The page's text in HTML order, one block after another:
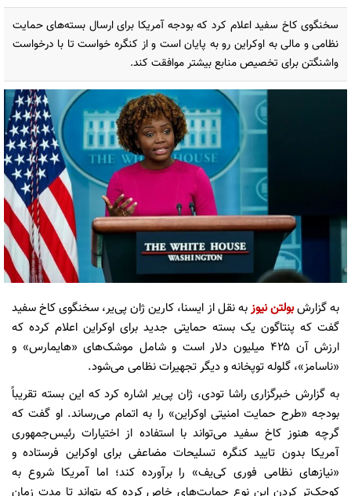
سخنگوی کاخ سفید اعلام کرد که بودجه آمریکا برای ارسال بسته‌های حمایت
نظامی و مالی به اوکراین رو به پایان است و از کنگره خواست تا با درخواست
واشنگتن برای تخصیص منابع بیشتر موافقت کند.
به گزارشبولتن نیوزبه نقل از ایسنا، کارین ژان پی‌یر، سخنگوی کاخ سفید
گفت که پنتاگون یک بسته حمایتی جدید برای اوکراین اعلام کرده که
ارزش آن ۴۲۵ میلیون دلار است و شامل موشک‌های «هایمارس» و
«ناسامز»، گلوله توپخانه و دیگر تجهیرات نظامی می‌شود.
به گزارش خبرگزاری راشا تودی، ژان پی‌یر اشاره کرد که این بسته تقریباً
بودجه «طرح حمایت امنیتی اوکراین» را به اتمام می‌رساند. او گفت که
گرچه هنوز کاخ سفید می‌تواند با استفاده از اختیارات رئیس‌جمهوری
آمریکا بدون تایید کنگره تسلیحات مضاعفی برای اوکراین فرستاده و
«نیازهای نظامی فوری کی‌یف» را برآورده کند؛ اما آمریکا شروع به
کوچک‌تر کردن این نوع حمایت‌های خاص کرده که بتواند تا مدت زمان